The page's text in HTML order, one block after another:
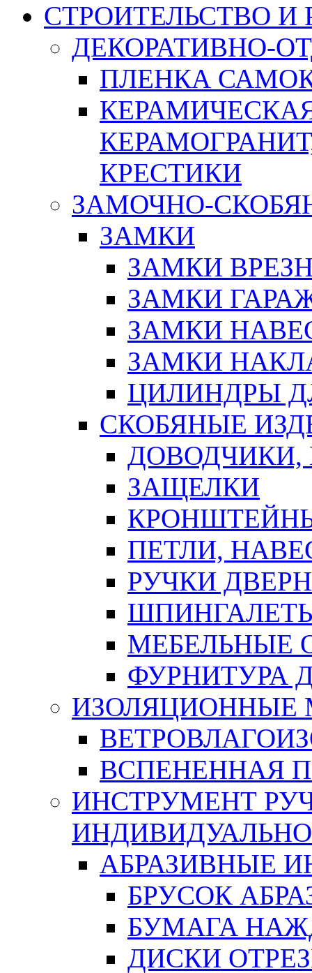
СТРОИТЕЛЬСТВО И
ДЕКОРАТИВНО-
ПЛЕНКА
КРЕСТИКИ
ЗАМОЧНО-
ЗАМКИ
ЗАМКИ
ЗАМКИ
ЗАМКИ
ЗАМКИ
ЦИЛИНДРЫ
СКОБЯНЫЕ
ЗАЩЕЛКИ
ПЕТЛИ,
РУЧКИ
МЕБЕЛЬНЫЕ
ФУРНИТУРА
ИЗОЛЯЦИОННЫЕ
ВСПЕНЕННАЯ
ИНСТРУМЕНТ
АБРАЗИВНЫЕ
БРУСОК
БУМАГА
ДИСКИ